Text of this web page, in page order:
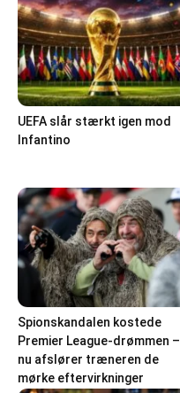
UEFA slår stærkt igen mod
Infantino
Spionskandalen kostede
Premier League-drømmen –
nu afslører træneren de
mørke eftervirkninger